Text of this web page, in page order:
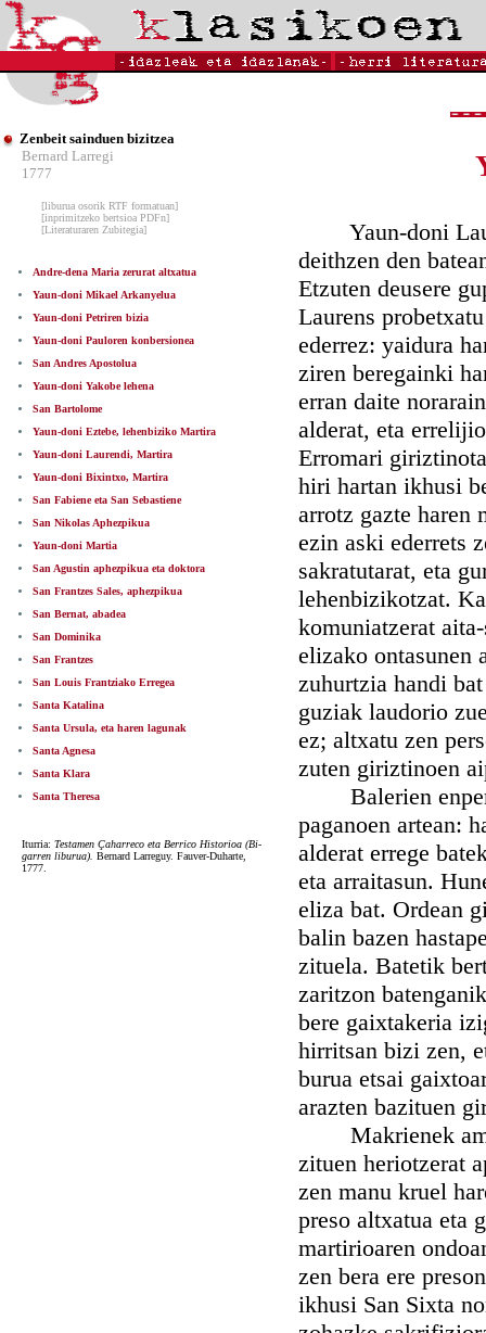
Zenbeit sainduen bizitzea
Bernard Larregi
1777
[liburua osorik RTF formatuan]
[inprimitzeko bertsioa PDFn]
[Literaturaren Zubitegia]
Andre-dena Maria zerurat altxatua
Yaun-doni Mikael Arkanyelua
Yaun-doni Petriren bizia
Yaun-doni Pauloren konbersionea
San Andres Apostolua
Yaun-doni Yakobe lehena
San Bartolome
Yaun-doni Eztebe, lehenbiziko Martira
Yaun-doni Laurendi, Martira
Yaun-doni Bixintxo, Martira
San Fabiene eta San Sebastiene
San Nikolas Aphezpikua
Yaun-doni Martia
San Agustin aphezpikua eta doktora
San Frantzes Sales, aphezpikua
San Bernat, abadea
San Dominika
San Frantzes
San Louis Frantziako Erregea
Santa Katalina
Santa Ursula, eta haren lagunak
Santa Agnesa
Santa Klara
Santa Theresa
Iturria: Testamen Çaharreco eta Berrico Historioa (Bi-
garren liburua). Bernard Larreguy. Fauver-Duharte,
1777.
Yaun-doni
deithzen den
Etzuten deusere
Laurens
ederrez: yaidura
ziren beregainki
erran daite
alderat, eta
Erromari
hiri hartan ikhusi
arrotz gazte haren
ezin aski ederrets
sakratutarat, eta
lehenbizikotzat.
komuniatzerat
elizako ontasunen
zuhurtzia handi
guziak laudorio
ez; altxatu zen
zuten giriztinoen
Balerien
paganoen artean:
alderat errege
eta arraitasun.
eliza bat. Ordean
balin bazen
zituela. Batetik
zaritzon
bere gaixtakeria
hirritsan bizi zen,
burua etsai
arazten bazituen
Makrienek
zituen heriotzerat
zen manu kruel
preso altxatua eta
martirioaren
zen bera ere
ikhusi San Sixta